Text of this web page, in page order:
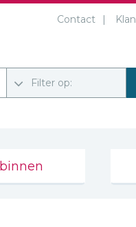
Contact
Filter op: